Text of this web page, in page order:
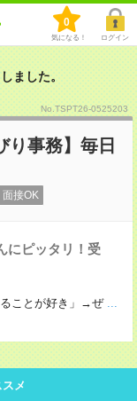
0
気になる！ ログイン
ました。
No.TSPT26-0525203
り事務】毎日
面接OK
にピッタリ！受
ることが好き」→ぜ ...
メ